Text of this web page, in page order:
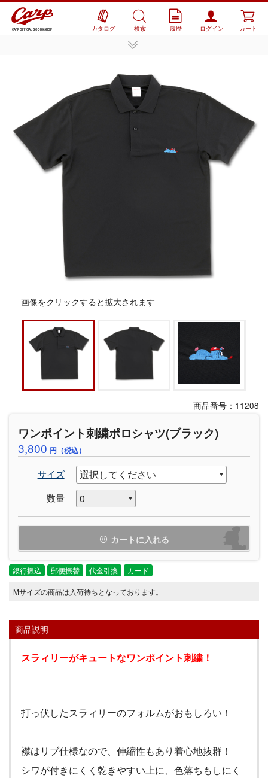
CARP OFFICIAL GOODS SHOP カタログ 検索 履歴 ログイン カート
画像をクリックすると拡大されます
商品番号：11208
ワンポイント刺繍ポロシャツ(ブラック)
3,800 円（税込）
サイズ
数量
カートに入れる
銀行振込 郵便振替 代金引換 カード
Mサイズの商品は入荷待ちとなっております。
商品説明
スラィリーがキュートなワンポイント刺繍！
打っ伏したスラィリーのフォルムがおもしろい！
襟はリブ仕様なので、伸縮性もあり着心地抜群！
シワが付きにくく乾きやすい上に、色落ちもしにく